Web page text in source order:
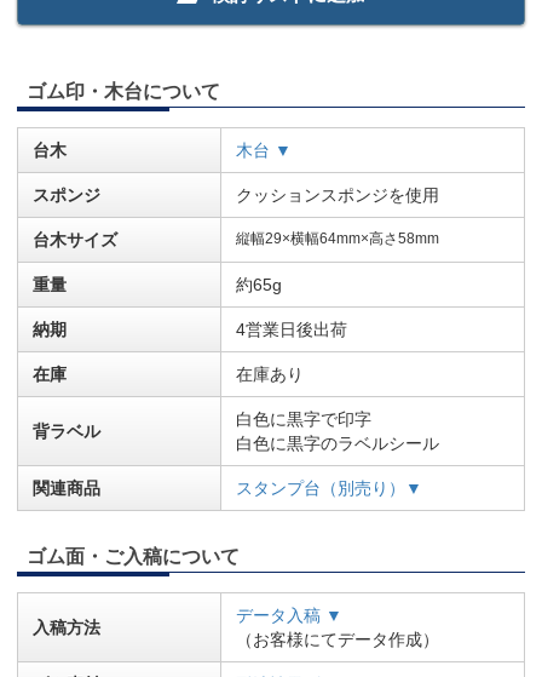
ゴム印・木台について
台木 木台 ▼
スポンジ クッションスポンジを使用
台木サイズ 縦幅29×横幅64mm×高さ58mm
重量 約65g
納期 4営業日後出荷
在庫 在庫あり
背ラベル
白色に黒字で印字
白色に黒字のラベルシール
関連商品 スタンプ台（別売り）▼
ゴム面・ご入稿について
入稿方法
データ入稿 ▼
（お客様にてデータ作成）